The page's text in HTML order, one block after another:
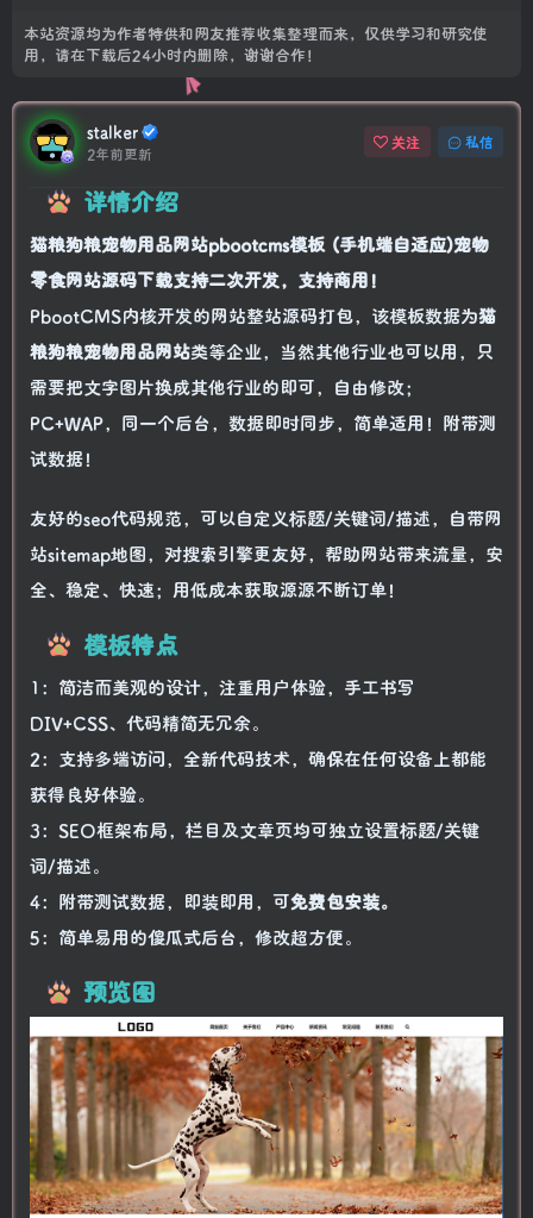
本站资源均为作者特供和网友推荐收集整理而来，仅供学习和研究使
用，请在下载后24小时内删除，谢谢合作！
stalker
2年前更新
关注 私信
详情介绍
猫粮狗粮宠物用品网站pbootcms模板 (手机端自适应)宠物
零食网站源码下载支持二次开发，支持商用！
PbootCMS内核开发的网站整站源码打包，该模板数据为猫
粮狗粮宠物用品网站类等企业，当然其他行业也可以用，只
需要把文字图片换成其他行业的即可，自由修改；
PC+WAP，同一个后台，数据即时同步，简单适用！附带测
试数据！
友好的seo代码规范，可以自定义标题/关键词/描述，自带网
站sitemap地图，对搜索引擎更友好，帮助网站带来流量，安
全、稳定、快速；用低成本获取源源不断订单！
模板特点
1：简洁而美观的设计，注重用户体验，手工书写
DIV+CSS、代码精简无冗余。
2：支持多端访问，全新代码技术，确保在任何设备上都能
获得良好体验。
3：SEO框架布局，栏目及文章页均可独立设置标题/关键
词/描述。
4：附带测试数据，即装即用，可免费包安装。
5：简单易用的傻瓜式后台，修改超方便。
预览图